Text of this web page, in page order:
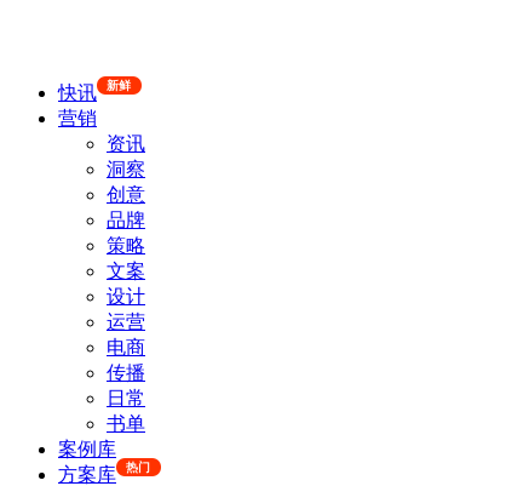
快讯 新鲜
营销
资讯
洞察
创意
品牌
策略
文案
设计
运营
电商
传播
日常
书单
案例库
方案库
热门